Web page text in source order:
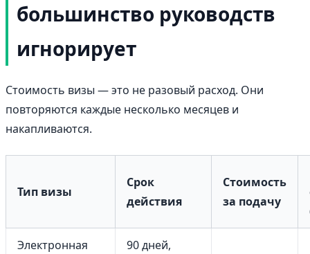
большинство руководств
игнорирует
Стоимость визы — это не разовый расход. Они
повторяются каждые несколько месяцев и
накапливаются.
Тип визы
Срок
действия
Стоимость
за подачу
Электронная
90 дней,